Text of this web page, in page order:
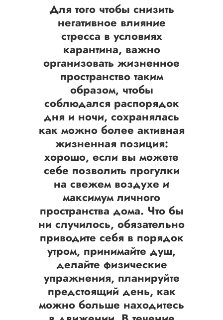
Для того чтобы снизить
негативное влияние
стресса в условиях
карантина, важно
организовать жизненное
пространство таким
образом, чтобы
соблюдался распорядок
дня и ночи, сохранялась
как можно более активная
жизненная позиция:
хорошо, если вы можете
себе позволить прогулки
на свежем воздухе и
максимум личного
пространства дома. Что бы
ни случилось, обязательно
приводите себя в порядок
утром, принимайте душ,
делайте физические
упражнения, планируйте
предстоящий день, как
можно больше находитесь